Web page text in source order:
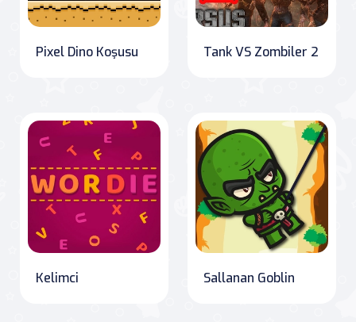
Pixel Dino Koşusu Tank VS Zombiler 2
Kelimci Sallanan Goblin